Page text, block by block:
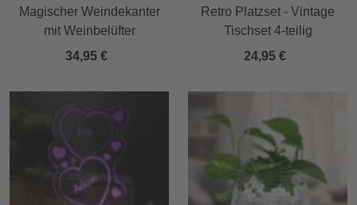
Magischer Weindekanter
mit Weinbelüfter
34,95 €
Retro Platzset - Vintage
Tischset 4-teilig
24,95 €